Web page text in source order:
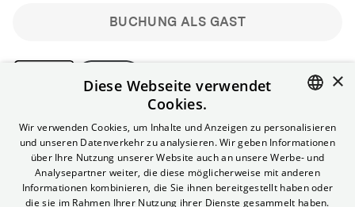
BUCHUNG ALS GAST
Bitte beachte: Gastbuchungen sind nicht stornierbar.
Registriere dich kostenlos für bis zu 90 min vor Filmbeginn
stornierbare Tickets für reguläre Vorstellungen.
Unlimited-Mitglied? Melde dich an, um deine Benefits
nutzen zu können.
ENGLISH
×
Diese Webseite verwendet
Cookies.
Wir verwenden Cookies, um Inhalte und Anzeigen zu personalisieren
und unseren Datenverkehr zu analysieren. Wir geben Informationen
über Ihre Nutzung unserer Website auch an unsere Werbe- und
Analysepartner weiter, die diese möglicherweise mit anderen
Informationen kombinieren, die Sie ihnen bereitgestellt haben oder
die sie im Rahmen Ihrer Nutzung ihrer Dienste gesammelt haben.